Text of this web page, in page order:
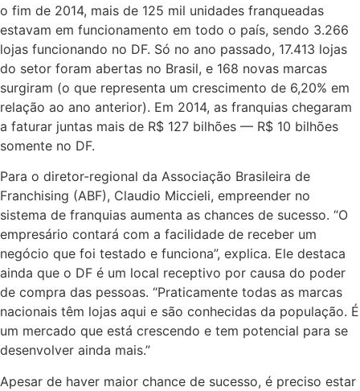
o fim de 2014, mais de 125 mil unidades franqueadas
estavam em funcionamento em todo o país, sendo 3.266
lojas funcionando no DF. Só no ano passado, 17.413 lojas
do setor foram abertas no Brasil, e 168 novas marcas
surgiram (o que representa um crescimento de 6,20% em
relação ao ano anterior). Em 2014, as franquias chegaram
a faturar juntas mais de R$ 127 bilhões — R$ 10 bilhões
somente no DF.
Para o diretor-regional da Associação Brasileira de
Franchising (ABF), Claudio Miccieli, empreender no
sistema de franquias aumenta as chances de sucesso. “O
empresário contará com a facilidade de receber um
negócio que foi testado e funciona”, explica. Ele destaca
ainda que o DF é um local receptivo por causa do poder
de compra das pessoas. “Praticamente todas as marcas
nacionais têm lojas aqui e são conhecidas da população. É
um mercado que está crescendo e tem potencial para se
desenvolver ainda mais.”
Apesar de haver maior chance de sucesso, é preciso estar